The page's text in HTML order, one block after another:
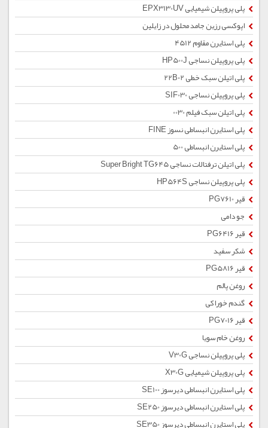
پلی پروپیلن شیمیایی EPX3130UV
اپوکسی رزین جامد محلول در زایلین
پلی استایرن مقاوم 4512
پلی پروپیلن نساجی HP500J
پلی اتیلن سبک خطی 22B02
پلی پروپیلن نساجی SIF030
پلی اتیلن سبک فیلم 0030
پلی استایرن انبساطی نسوز FINE
پلی استایرن انبساطی 500
پلی اتیلن ترفتالات نساجی Super Bright TG645
پلی پروپیلن نساجی HP564S
قیر PG7610
جو دامی
قیر PG6416
شکر سفید
قیر PG5816
روغن پالم
گندم خوراکی
قیر PG7016
روغن خام سویا
پلی پروپیلن نساجی V30G
پلی پروپیلن شیمیایی X30G
پلی استایرن انبساطی دیرسوز SE100
پلی استایرن انبساطی دیرسوز SE250
پلی استایرن انبساطی دیرسوز SE350